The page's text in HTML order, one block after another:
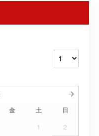
金 土 日
1
2